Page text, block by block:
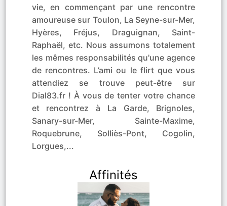
vie, en commençant par une rencontre
amoureuse sur Toulon, La Seyne-sur-Mer,
Hyères, Fréjus, Draguignan, Saint-
Raphaël, etc. Nous assumons totalement
les mêmes responsabilités qu'une agence
de rencontres. L’ami ou le flirt que vous
attendiez se trouve peut-être sur
Dial83.fr ! À vous de tenter votre chance
et rencontrez à La Garde, Brignoles,
Sanary-sur-Mer, Sainte-Maxime,
Roquebrune, Solliès-Pont, Cogolin,
Lorgues,...
Affinités